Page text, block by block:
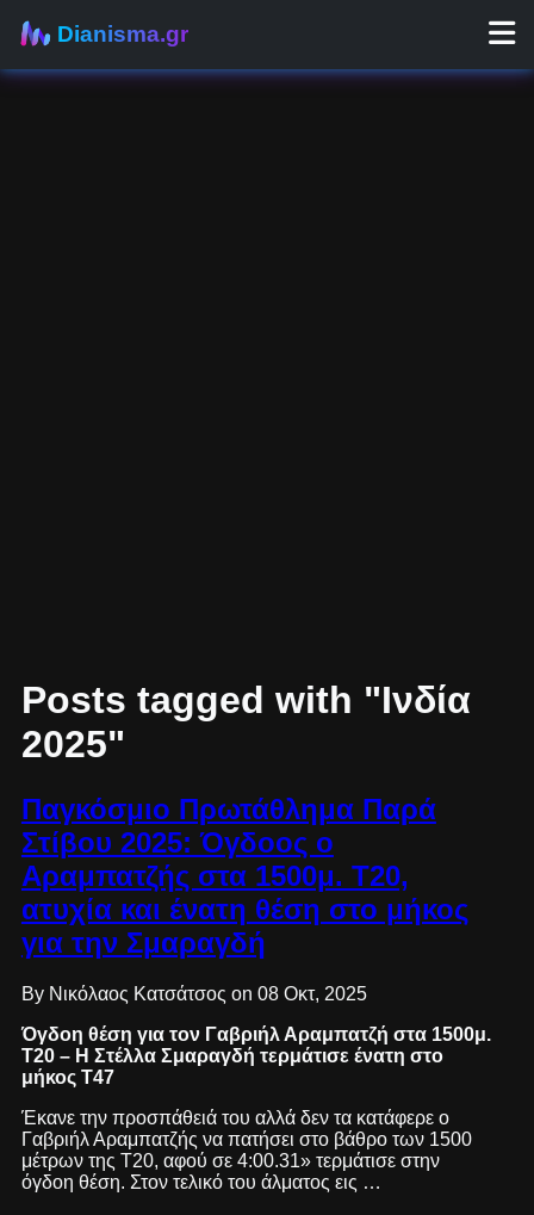
Dianisma.gr
Posts tagged with "Ινδία
2025"
Παγκόσμιο Πρωτάθλημα Παρά
Στίβου 2025: Όγδοος ο
Αραμπατζής στα 1500μ. Τ20,
ατυχία και ένατη θέση στο μήκος
για την Σμαραγδή
By Νικόλαος Κατσάτσος on 08 Οκτ, 2025
Όγδοη θέση για τον Γαβριήλ Αραμπατζή στα 1500μ.
T20 – Η Στέλλα Σμαραγδή τερμάτισε ένατη στο
μήκος T47
Έκανε την προσπάθειά του αλλά δεν τα κατάφερε ο
Γαβριήλ Αραμπατζής να πατήσει στο βάθρο των 1500
μέτρων της Τ20, αφού σε 4:00.31» τερμάτισε στην
όγδοη θέση. Στον τελικό του άλματος εις …